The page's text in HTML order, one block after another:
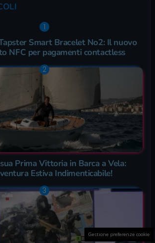
Smart Bracelet No2: Il nuovo
NFC per pagamenti contactless
Prima Vittoria in Barca a Vela:
Estiva Indimenticabile!
Gestione preferenze cookie